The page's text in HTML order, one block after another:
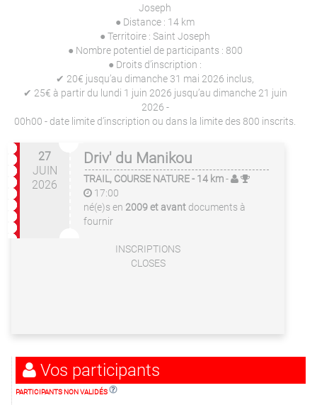
Joseph
● Distance : 14 km
● Territoire : Saint Joseph
● Nombre potentiel de participants : 800
● Droits d’inscription :
✔ 20€ jusqu’au dimanche 31 mai 2026 inclus,
✔ 25€ à partir du lundi 1 juin 2026 jusqu’au dimanche 21 juin
2026 -
00h00 - date limite d’inscription ou dans la limite des 800 inscrits.
27
JUIN
2026
Driv' du Manikou
TRAIL, COURSE NATURE- 14 km-
17:00
né(e)s en 2009 et avant documents à
fournir
INSCRIPTIONS
CLOSES
Vos participants
PARTICIPANTS NON VALIDÉS